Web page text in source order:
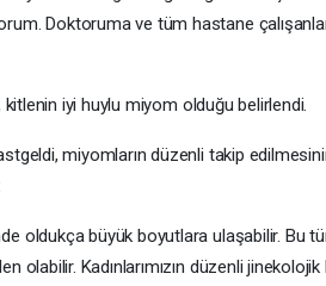
Doktoruma ve tüm hastane
iyi huylu miyom olduğu belirlendi.
miyomların düzenli takip
oldukça büyük boyutlara ulaşabilir. Bu
olabilir. Kadınlarımızın düzenli